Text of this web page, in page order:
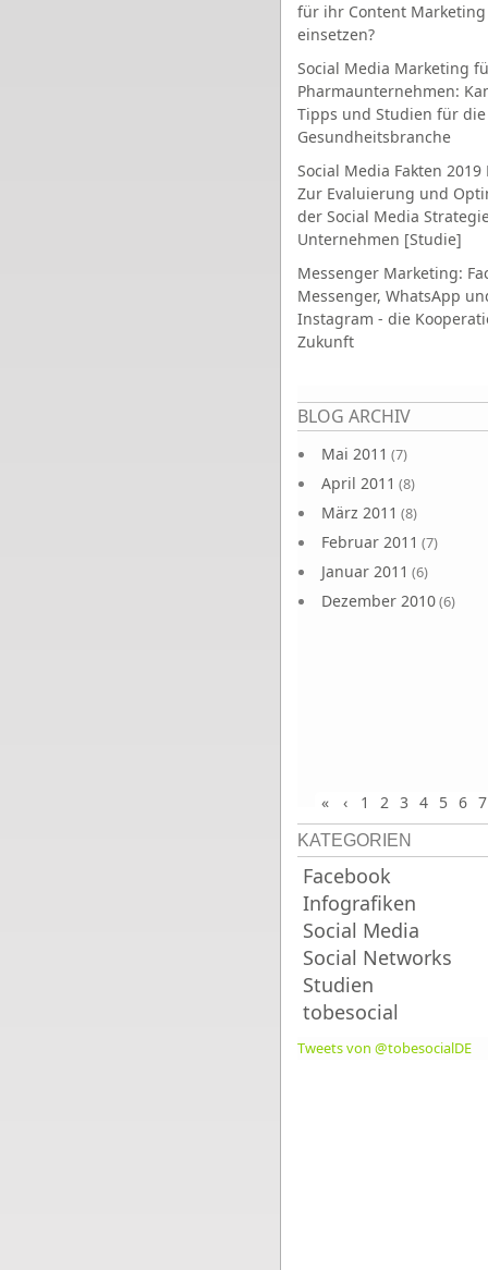
für ihr Content Marketing
einsetzen?
Social Media Marketing
Pharmaunternehmen:
Tipps und Studien für die
Gesundheitsbranche
Social Media Fakten 2019
Zur Evaluierung und
der Social Media
Unternehmen [Studie]
Messenger Marketing:
Messenger, WhatsApp
Instagram - die
Zukunft
BLOG ARCHIV
Mai 2011 (7)
April 2011 (8)
März 2011 (8)
Februar 2011 (7)
Januar 2011 (6)
Dezember 2010(6)
Seiten
« ‹ 1 2 3 4 5 6 7
KATEGORIEN
Facebook
Infografiken
Social Media
Social Networks
Studien
tobesocial
Tweets von @tobesocialDE